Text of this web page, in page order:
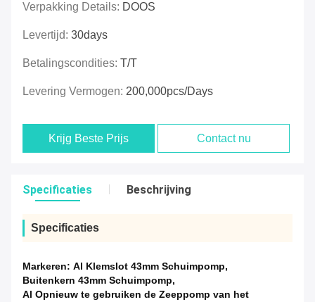
Verpakking Details: DOOS
Levertijd: 30days
Betalingscondities: T/T
Levering Vermogen: 200,000pcs/days
Krijg Beste Prijs Contact nu
Specificaties Beschrijving
Specificaties
Markeren: Al Klemslot 43mm Schuimpomp,
Buitenkern 43mm Schuimpomp,
Al Opnieuw te gebruiken de Zeeppomp van het